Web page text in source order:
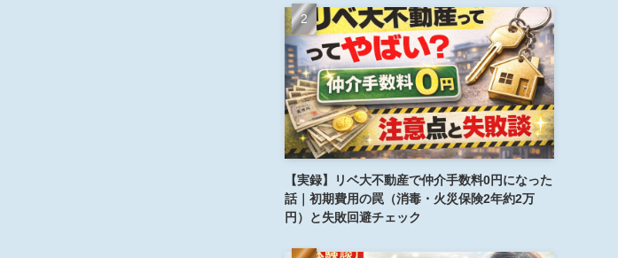
【実録】リベ大不動産で仲介手数料0円になった
話｜初期費用の罠（消毒・火災保険2年約2万
円）と失敗回避チェック